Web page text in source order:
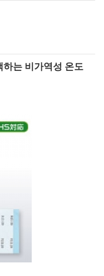
하는 비가역성 온도